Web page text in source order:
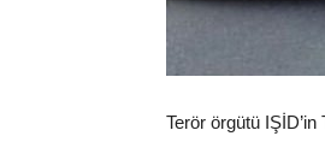
Terör örgütü